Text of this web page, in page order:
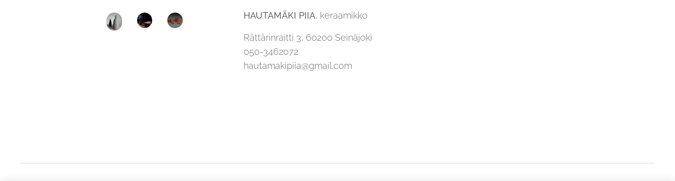
HAUTAMÄKI PIIA, keraamikko
Rättärinraitti 3, 60200 Seinäjoki
050-3462072
hautamakipiia@gmail.com